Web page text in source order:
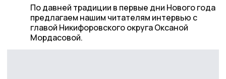
По давней традиции в первые дни Нового года
предлагаем нашим читателям интервью с
главой Никифоровского округа Оксаной
Мордасовой.